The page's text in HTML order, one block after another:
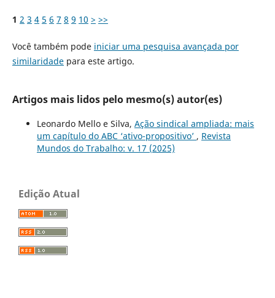
1 2 3 4 5 6 7 8 9 10 > >>
Você também pode iniciar uma pesquisa avançada por
similaridadepara este artigo.
Artigos mais lidos pelo mesmo(s) autor(es)
Leonardo Mello e Silva, Ação sindical ampliada: mais
um capítulo do ABC ‘ativo-propositivo’ , Revista
Mundos do Trabalho: v. 17 (2025)
Edição Atual